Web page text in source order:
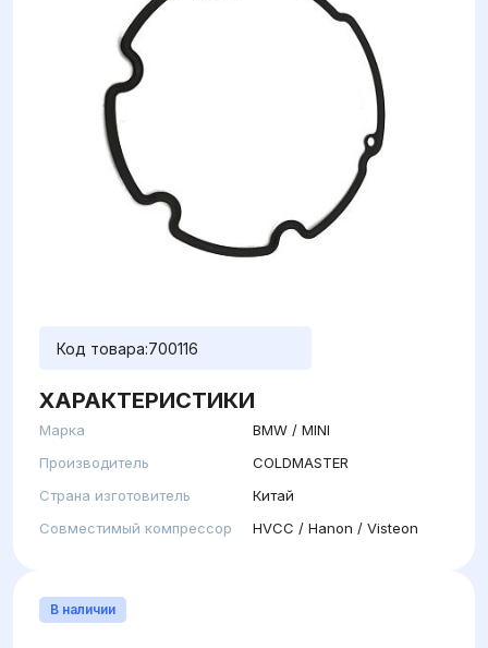
Код товара:700116
ХАРАКТЕРИСТИКИ
Марка
BMW / MINI
Производитель
COLDMASTER
Страна изготовитель
Китай
Совместимый компрессор
HVCC / Hanon / Visteon
В наличии